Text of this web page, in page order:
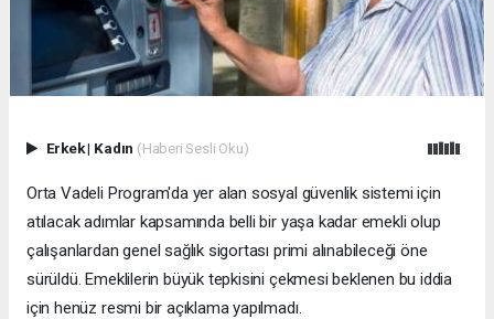
Erkek| Kadın (Haberi Sesli Oku)
Orta Vadeli Program'da yer alan sosyal güvenlik sistemi için
atılacak adımlar kapsamında belli bir yaşa kadar emekli olup
çalışanlardan genel sağlık sigortası primi alınabileceği öne
sürüldü. Emeklilerin büyük tepkisini çekmesi beklenen bu iddia
için henüz resmi bir açıklama yapılmadı.